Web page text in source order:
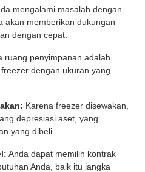
mengalami masalah dengan
akan memberikan dukungan
dengan cepat.
ruang penyimpanan adalah
dengan ukuran yang
Karena freezer disewakan,
depresiasi aset, yang
yang dibeli.
Anda dapat memilih kontrak
Anda, baik itu jangka